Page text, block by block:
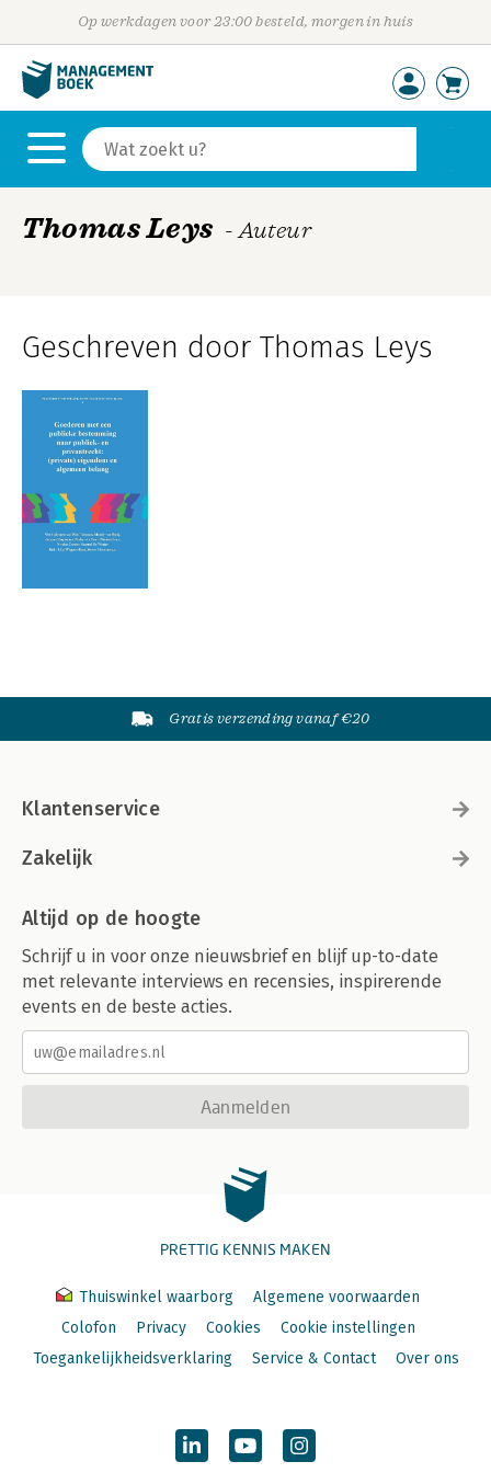
Op werkdagen voor 23:00 besteld, morgen in huis
Thomas Leys - Auteur
Geschreven door Thomas Leys
Gratis verzending vanaf €20
Klantenservice
Zakelijk
Altijd op de hoogte
Schrijf u in voor onze nieuwsbrief en blijf up-to-date
met relevante interviews en recensies, inspirerende
events en de beste acties.
Aanmelden
PRETTIG KENNIS MAKEN
Thuiswinkel waarborg
Algemene voorwaarden
Colofon
Privacy Cookies
Cookie instellingen
Toegankelijkheidsverklaring
Service & Contact Over ons